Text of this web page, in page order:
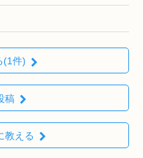
(1件)
稿
教える